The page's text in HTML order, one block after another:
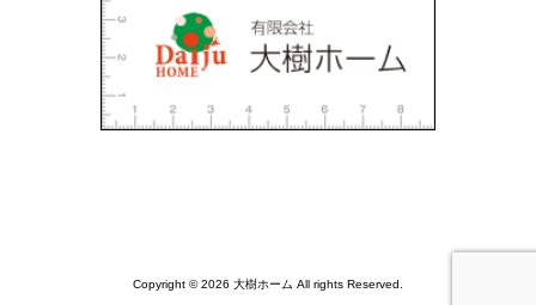
Copyright © 2026 大樹ホーム All rights Reserved.